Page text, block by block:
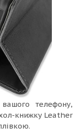
телефону,
книжку Leather